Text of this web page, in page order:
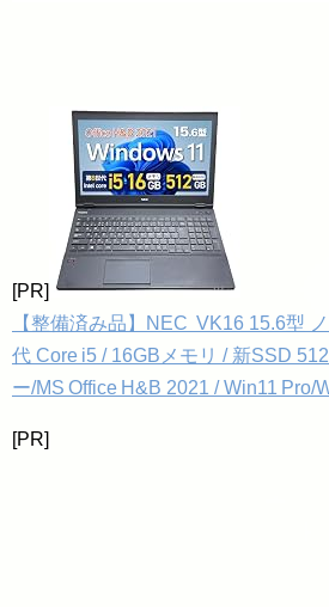
[PR]
【整備済み品】NEC VK16 15.6型
代 Core i5 / 16GBメモリ / 新SSD
ー/MS Office H&B 2021 / Win11 Pro/
[PR]